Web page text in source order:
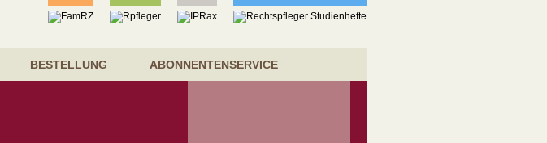
BESTELLUNG ABONNENTENSERVICE